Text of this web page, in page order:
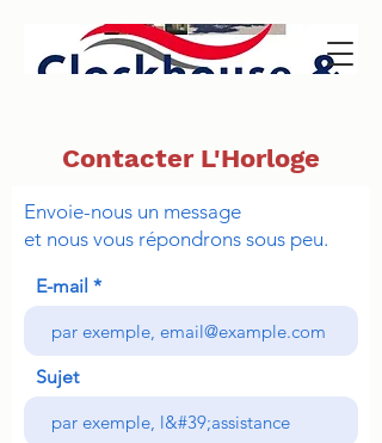
Contacter L'Horloge
Envoie-nous un message
et nous vous répondrons sous peu.
E-mail
Sujet